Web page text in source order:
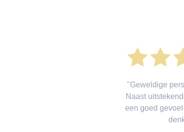
"Geweldige
Naast
een goed